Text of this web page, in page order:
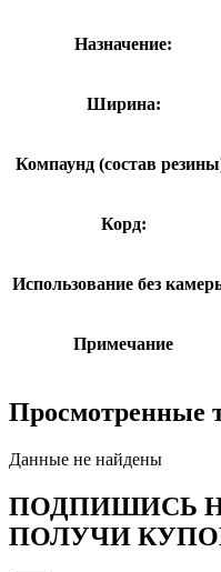
Назначение:
Ширина:
Компаунд (состав
Корд:
Использование без
Примечание
Просмотренные
Данные не найдены
ПОДПИШИСЬ
ПОЛУЧИ